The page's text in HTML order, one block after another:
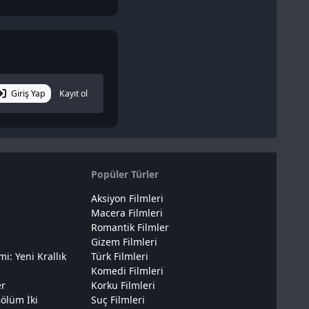
Giriş Yap Kayıt ol
Yeni Krallık
İki
Popüler Türler
Aksiyon Filmleri
Macera Filmleri
Romantik Filmler
Gizem Filmleri
Türk Filmleri
Komedi Filmleri
Korku Filmleri
Suç Filmleri